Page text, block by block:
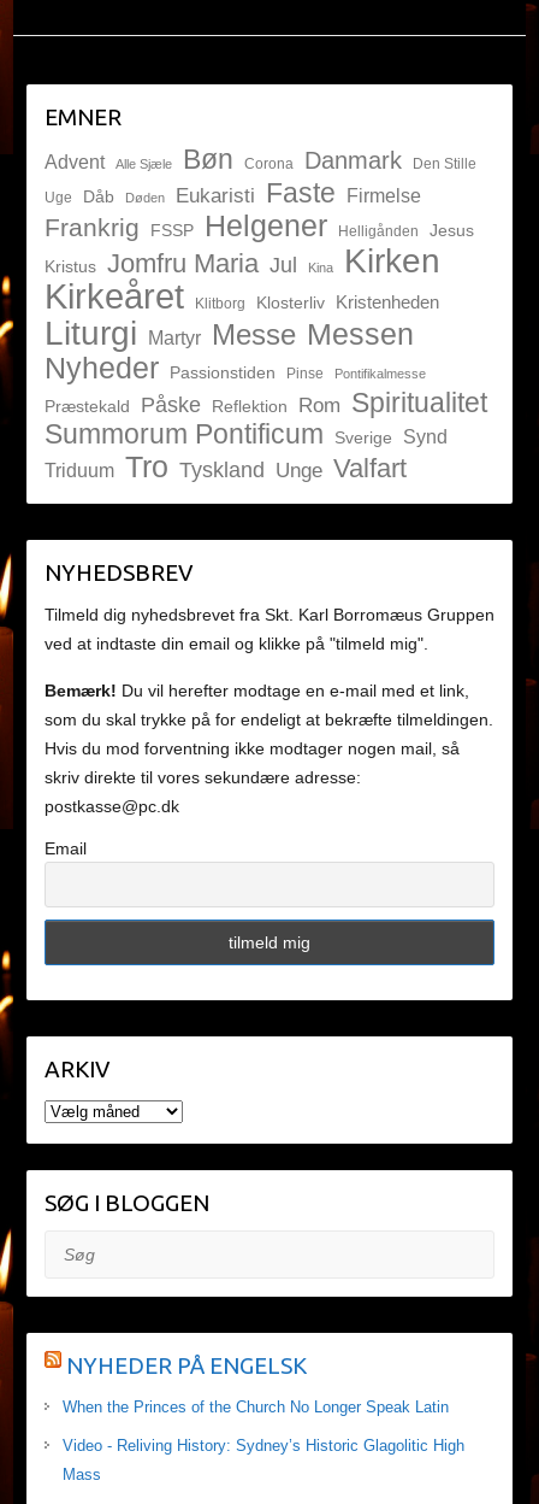
EMNER
Advent Alle Sjæle Bøn Corona Danmark
Den Stille
Uge
Dåb Døden Eukaristi Faste Firmelse
Frankrig FSSP Helgener Helligånden
Jesus
Kristus Jomfru Maria Jul Kina Kirken
Kirkeåret Klitborg Klosterliv Kristenheden
Liturgi Martyr Messe Messen
Nyheder
Passionstiden Pinse Pontifikalmesse
Præstekald Påske Reflektion Rom Spiritualitet
Summorum Pontificum Sverige
Synd
Triduum Tro Tyskland Unge Valfart
NYHEDSBREV
Tilmeld dig nyhedsbrevet fra Skt. Karl Borromæus Gruppen
ved at indtaste din email og klikke på "tilmeld mig".
Bemærk! Du vil herefter modtage en e-mail med et link,
som du skal trykke på for endeligt at bekræfte tilmeldingen.
Hvis du mod forventning ikke modtager nogen mail, så
skriv direkte til vores sekundære adresse:
postkasse@pc.dk
Email
ARKIV
ARKIV
SØG I BLOGGEN
Søg
NYHEDER PÅ ENGELSK
When the Princes of the Church No Longer Speak Latin
Video - Reliving History: Sydney’s Historic Glagolitic High
Mass